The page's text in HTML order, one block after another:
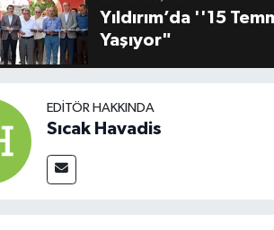
Yıldırım’da ''15
Yaşıyor"
EDITÖR HAKKINDA
Sıcak Havadis